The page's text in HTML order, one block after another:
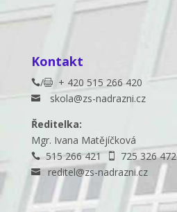
Kontakt
/+ 420 515 266 420
 skola@zs-nadrazni.cz
Ředitelka:
Mgr. Ivana Matějíčková
515 266 421 725 326 472
 reditel@zs-nadrazni.cz